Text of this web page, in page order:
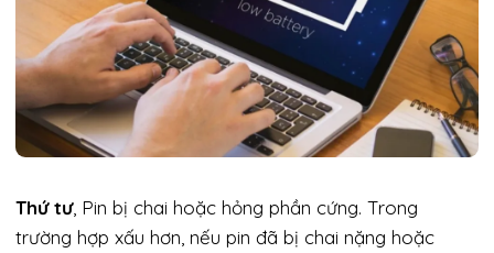
Thứ tư, Pin bị chai hoặc hỏng phần cứng. Trong
trường hợp xấu hơn, nếu pin đã bị chai nặng hoặc